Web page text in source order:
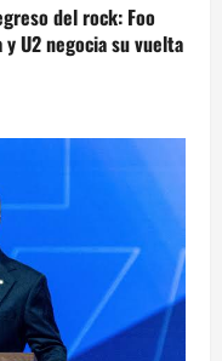
del rock: Foo
U2 negocia su vuelta